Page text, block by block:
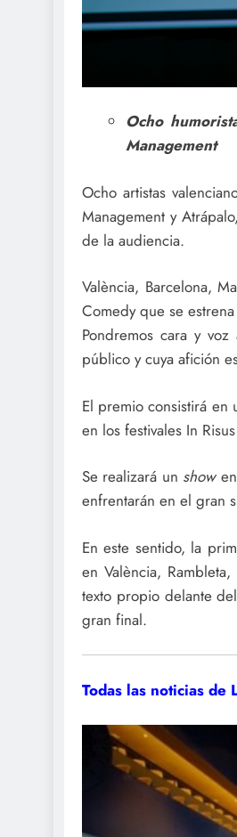
Ocho
Management
Ocho artistas
Management y
de la audiencia.
València, Barcelona,
Comedy que se
Pondremos cara y
público y cuya afición
El premio consistirá
en los festivales In
Se realizará un showen
enfrentarán en el gran
En este sentido, la
en València,
texto propio delante
gran final.
Todas las noticias de